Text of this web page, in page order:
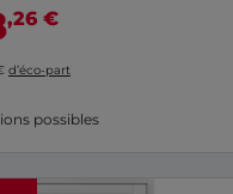
,26 €
d’éco-part
possibles